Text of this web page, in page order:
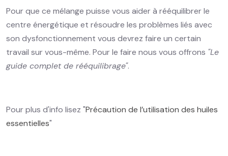
Pour que ce mélange puisse vous aider à rééquilibrer le
centre énergétique et résoudre les problèmes liés avec
son dysfonctionnement vous devrez faire un certain
travail sur vous-même. Pour le faire nous vous offrons "Le
guide complet de rééquilibrage".
Pour plus d'info lisez "Précaution de l’utilisation des huiles
essentielles"